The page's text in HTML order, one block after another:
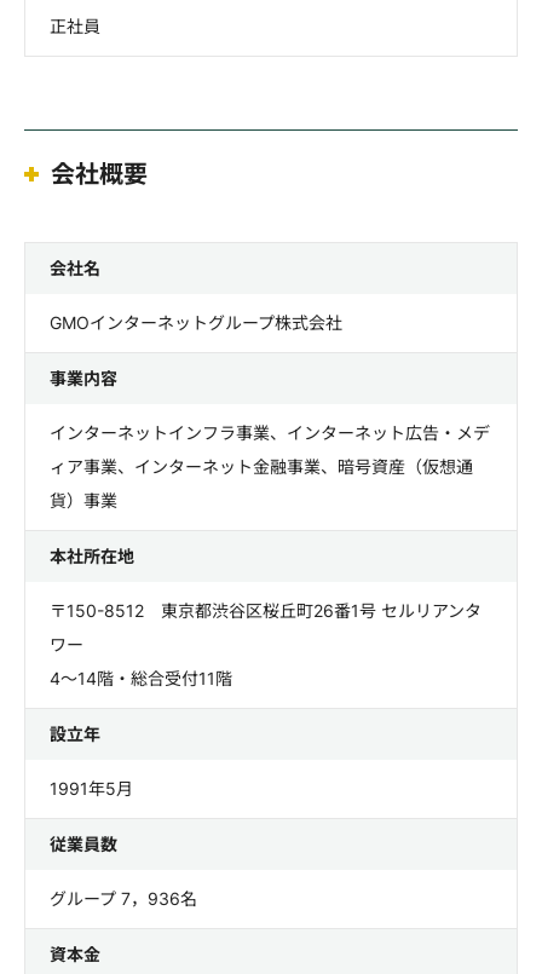
正社員
会社概要
会社名
GMOインターネットグループ株式会社
事業内容
インターネットインフラ事業、インターネット広告・メデ
ィア事業、インターネット金融事業、暗号資産（仮想通
貨）事業
本社所在地
〒150-8512 東京都渋谷区桜丘町26番1号 セルリアンタ
ワー
4～14階・総合受付11階
設立年
1991年5月
従業員数
グループ 7，936名
資本金